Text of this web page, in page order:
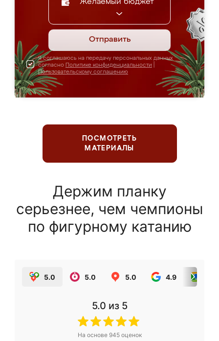
Желаемый бюджет
Отправить
Я соглашаюсь на передачу персональных данных
согласно Политике конфиденциальности
Пользовательскому соглашению
ПОСМОТРЕТЬ
МАТЕРИАЛЫ
Держим планку
серьезнее, чем чемпионы
по фигурному катанию
5.0 5.0 5.0 4.9
5.0 из 5
На основе 945оценок